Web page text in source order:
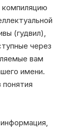
компиляцию
(гудвил),
через
вам
имени.